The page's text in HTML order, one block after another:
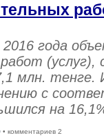
года
(услуг),
млн. тенге.
с
на
• комментариев 2